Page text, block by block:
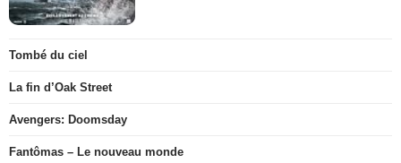
Tombé du ciel
La fin d’Oak Street
Avengers: Doomsday
Fantômas – Le nouveau monde